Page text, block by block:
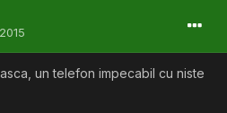
un telefon impecabil cu niste